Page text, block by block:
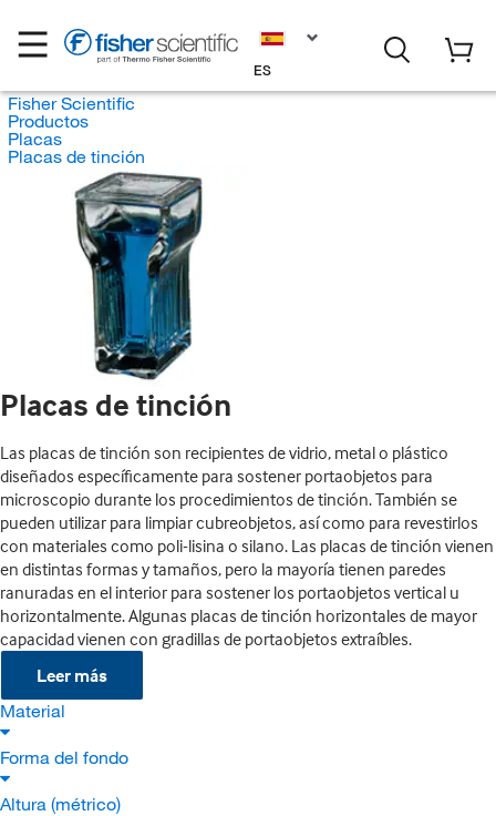
ES
Fisher Scientific
Productos
Placas
Placas de tinción
Placas de tinción
Las placas de tinción son recipientes de vidrio, metal o plástico
diseñados específicamente para sostener portaobjetos para
microscopio durante los procedimientos de tinción. También se
pueden utilizar para limpiar cubreobjetos, así como para revestirlos
con materiales como poli-lisina o silano. Las placas de tinción vienen
en distintas formas y tamaños, pero la mayoría tienen paredes
ranuradas en el interior para sostener los portaobjetos vertical u
horizontalmente. Algunas placas de tinción horizontales de mayor
capacidad vienen con gradillas de portaobjetos extraíbles.
Leer más
Material
Forma del fondo
Altura (métrico)